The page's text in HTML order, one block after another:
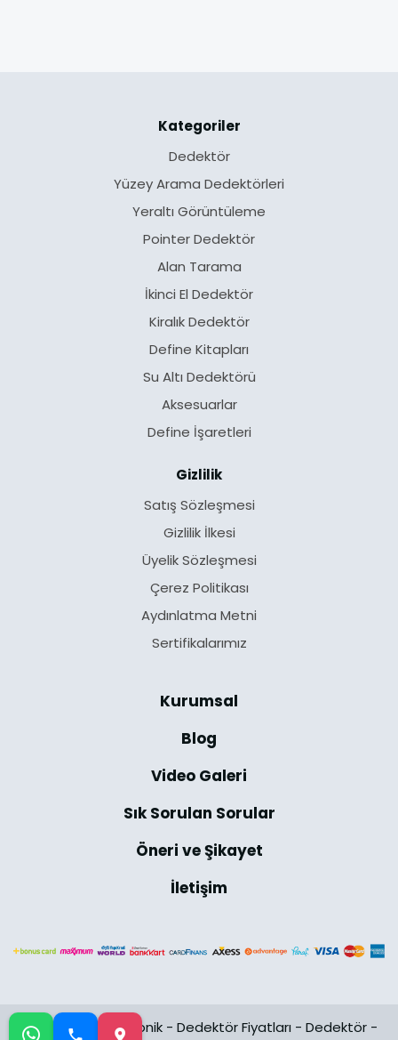
Kategoriler
Dedektör
Yüzey Arama Dedektörleri
Yeraltı Görüntüleme
Pointer Dedektör
Alan Tarama
İkinci El Dedektör
Kiralık Dedektör
Define Kitapları
Su Altı Dedektörü
Aksesuarlar
Define İşaretleri
Gizlilik
Satış Sözleşmesi
Gizlilik İlkesi
Üyelik Sözleşmesi
Çerez Politikası
Aydınlatma Metni
Sertifikalarımız
Kurumsal
Blog
Video Galeri
Sık Sorulan Sorular
Öneri ve Şikayet
İletişim
@2024 Uğur Elektronik - Dedektör Fiyatları - Dedektör -